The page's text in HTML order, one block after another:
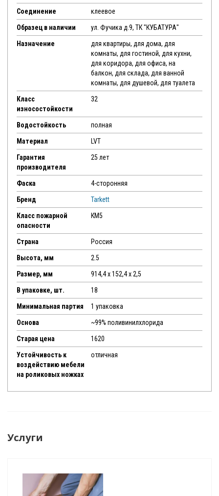
Соединение клеевое
Образец в наличии ул. Фучика д.9, ТК "КУБАТУРА"
Назначение
для квартиры, для дома, для
комнаты, для гостиной, для кухни,
для коридора, для офиса, на
балкон, для склада, для ванной
комнаты, для душевой, для туалета
Класс
износостойкости
32
Водостойкость полная
Материал LVT
Гарантия
производителя
25 лет
Фаска 4-сторонняя
Бренд Tarkett
Класс пожарной
опасности
КМ5
Страна Россия
Высота, мм 2.5
Размер, мм 914,4 х 152,4 х 2,5
В упаковке, шт. 18
Минимальная партия 1 упаковка
Основа ~99% поливинилхлорида
Старая цена 1620
Устойчивость к
воздействию мебели
на роликовых ножках
отличная
Услуги